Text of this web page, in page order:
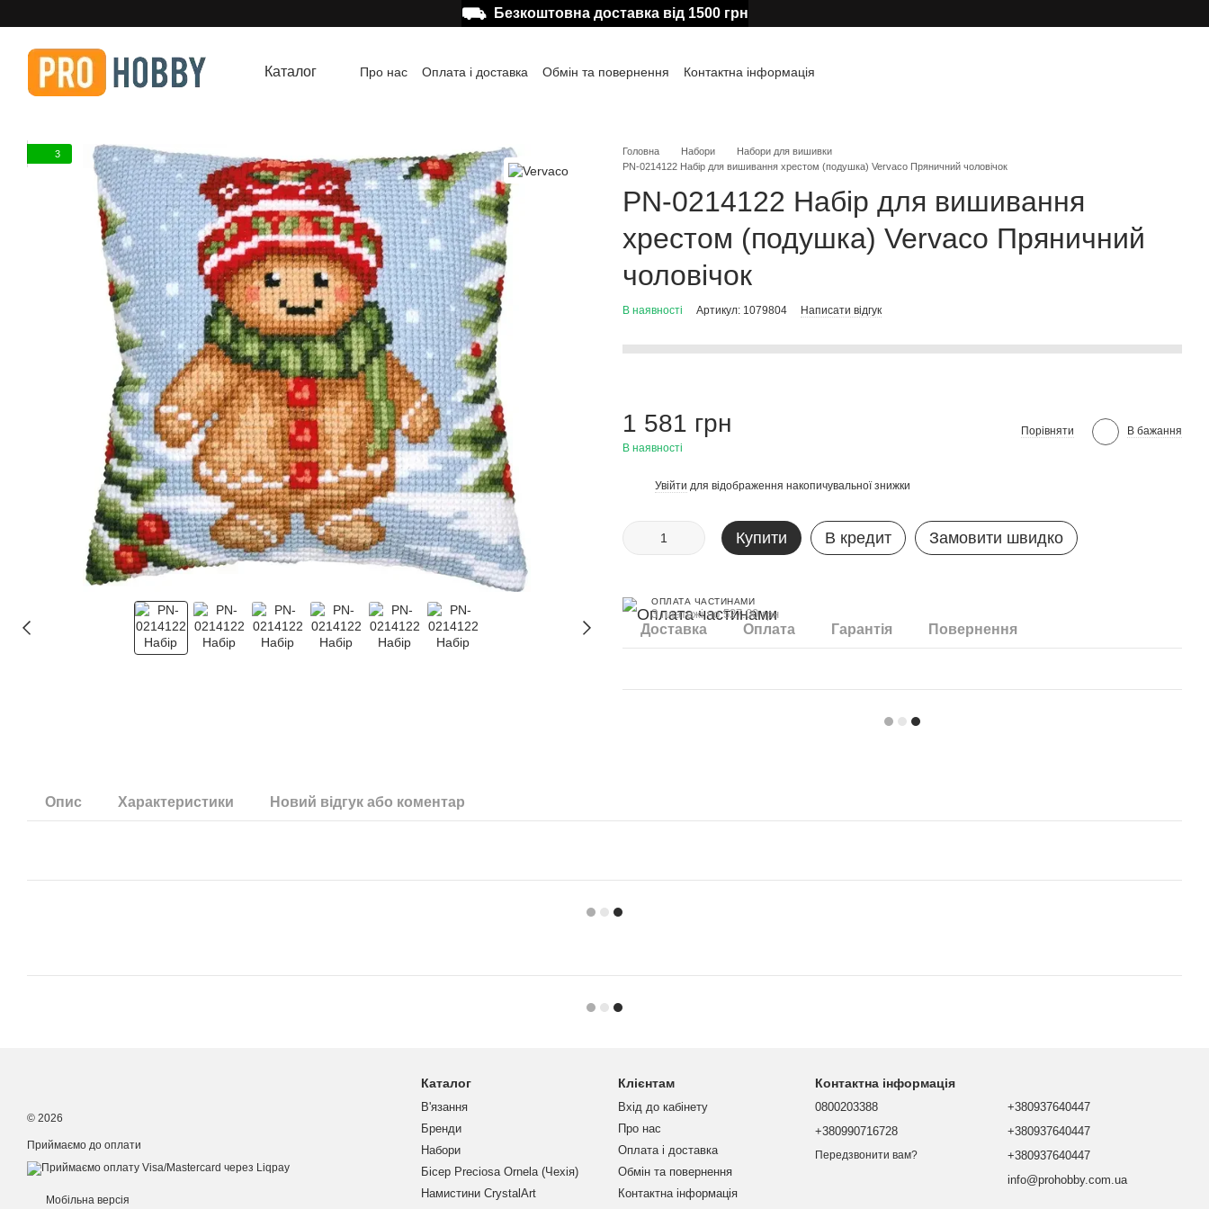
⛟ Безкоштовна доставка від 1500 грн
Каталог Про нас Оплата і доставка Обмін та повернення
Контактна інформація
3 Головна Набори
Набори для вишивки
PN-0214122 Набір для вишивання хрестом (подушка) Vervaco Пряничний чоловічок
PN-0214122 Набір для вишивання
хрестом (подушка) Vervaco Пряничний
чоловічок
В наявності Артикул: 1079804 Написати відгук
1 581 грн
В наявності
Порівняти В бажання
Увійти для відображення накопичувальної знижки
Купити В кредит Замовити швидко
ОПЛАТА ЧАСТИНАМИ
3 платежі по 527.00 грн
Доставка Оплата Гарантія Повернення
Опис Характеристики Новий відгук або коментар
© 2026
Приймаємо до оплати
Мобільна версія
Каталог
В'язання
Бренди
Набори
Бісер Preciosa Ornela (Чехія)
Намистини CrystalArt
Клієнтам
Вхід до кабінету
Про нас
Оплата і доставка
Обмін та повернення
Контактна інформація
Контактна інформація
0800203388
+380990716728
Передзвонити вам?
+380937640447
+380937640447
+380937640447
info@prohobby.com.ua